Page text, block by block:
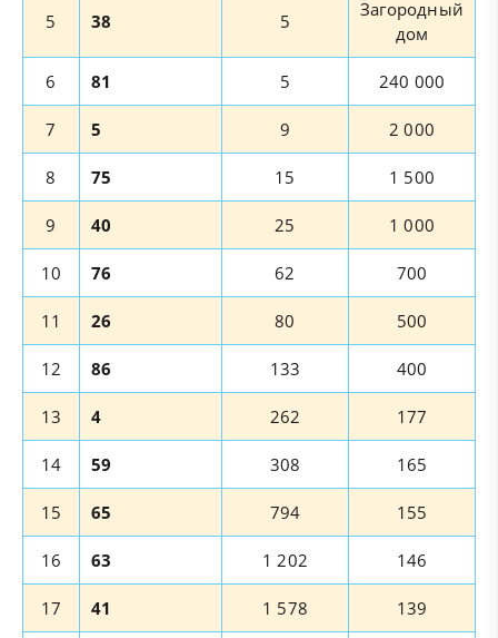
5 38 5
Загородный
дом
6 81 5 240 000
7 5 9 2 000
8 75 15 1 500
9 40 25 1 000
10 76 62 700
11 26 80 500
12 86 133 400
13 4 262 177
14 59 308 165
15 65 794 155
16 63 1 202 146
17 41 1 578 139